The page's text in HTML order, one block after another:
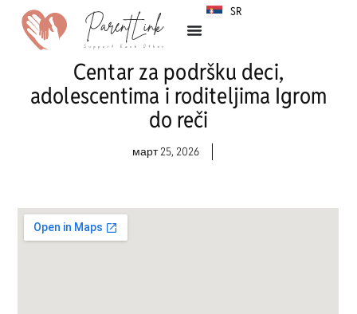
SR
HR
Centar za podršku deci,
adolescentima i roditeljima Igrom
do reči
март 25, 2026